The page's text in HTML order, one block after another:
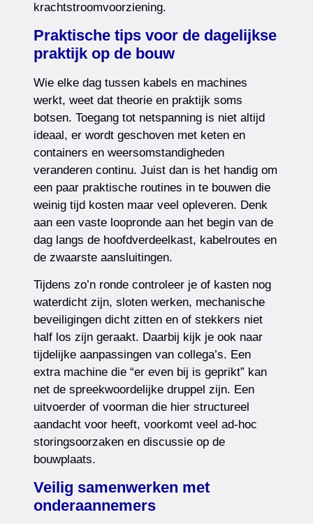
krachtstroomvoorziening.
Praktische tips voor de dagelijkse
praktijk op de bouw
Wie elke dag tussen kabels en machines
werkt, weet dat theorie en praktijk soms
botsen. Toegang tot netspanning is niet altijd
ideaal, er wordt geschoven met keten en
containers en weersomstandigheden
veranderen continu. Juist dan is het handig om
een paar praktische routines in te bouwen die
weinig tijd kosten maar veel opleveren. Denk
aan een vaste loopronde aan het begin van de
dag langs de hoofdverdeelkast, kabelroutes en
de zwaarste aansluitingen.
Tijdens zo’n ronde controleer je of kasten nog
waterdicht zijn, sloten werken, mechanische
beveiligingen dicht zitten en of stekkers niet
half los zijn geraakt. Daarbij kijk je ook naar
tijdelijke aanpassingen van collega’s. Een
extra machine die “er even bij is geprikt” kan
net de spreekwoordelijke druppel zijn. Een
uitvoerder of voorman die hier structureel
aandacht voor heeft, voorkomt veel ad-hoc
storingsoorzaken en discussie op de
bouwplaats.
Veilig samenwerken met
onderaannemers